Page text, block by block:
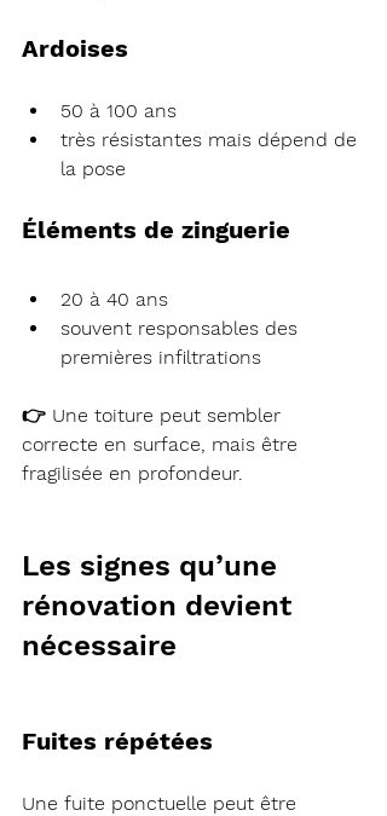
Ardoises
50 à 100 ans
très résistantes mais dépend de
la pose
Éléments de zinguerie
20 à 40 ans
souvent responsables des
premières infiltrations
👉 Une toiture peut sembler
correcte en surface, mais être
fragilisée en profondeur.
Les signes qu’une
rénovation devient
nécessaire
Fuites répétées
Une fuite ponctuelle peut être